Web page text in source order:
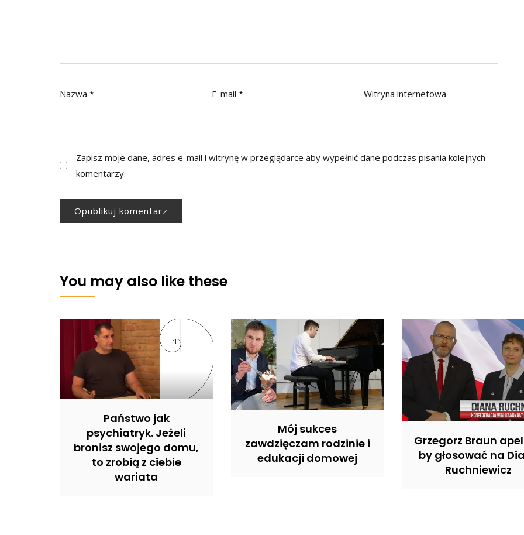
Nazwa * E-mail * Witryna internetowa
Zapisz moje dane, adres e-mail i witrynę w przeglądarce aby wypełnić dane podczas pisania kolejnych
komentarzy.
You may also like these
Państwo jak
psychiatryk. Jeżeli
bronisz swojego domu,
to zrobią z ciebie
wariata
Mój sukces
zawdzięczam rodzinie i
edukacji domowej
Grzegorz Braun
by głosować na
Ruchniewicz